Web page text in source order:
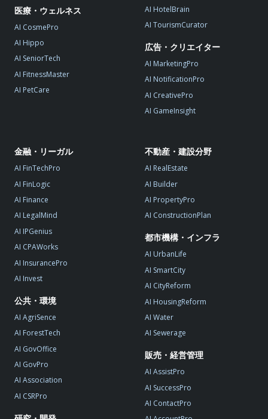
医療・ウェルネス
AI CosmePro
AI Hippo
AI SeniorTech
AI FitnessMaster
AI PetCare
AI HotelBrain
AI TourismCurator
広告・クリエイター
AI MarketingPro
AI NotificationPro
AI CreativePro
AI GameInsight
金融・リーガル
AI FinTechPro
AI FinLogic
AI Finance
AI LegalMind
AI IPGenius
AI CPAWorks
AI InsurancePro
AI Invest
公共・環境
AI AgriSence
AI ForestTech
AI GovOffice
AI GovPro
AI Association
AI CSRPro
不動産・建設分野
AI RealEstate
AI Builder
AI PropertyPro
AI ConstructionPlan
都市機構・インフラ
AI UrbanLife
AI SmartCity
AI CityReform
AI HousingReform
AI Water
AI Sewerage
販売・経営管理
AI AssistPro
AI SuccessPro
AI ContactPro